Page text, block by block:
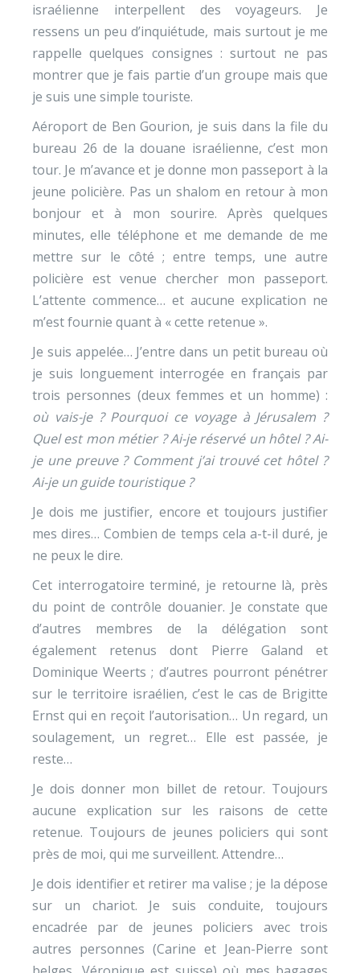
israélienne interpellent des voyageurs. Je
ressens un peu d’inquiétude, mais surtout je me
rappelle quelques consignes : surtout ne pas
montrer que je fais partie d’un groupe mais que
je suis une simple touriste.
Aéroport de Ben Gourion, je suis dans la file du
bureau 26 de la douane israélienne, c’est mon
tour. Je m’avance et je donne mon passeport à la
jeune policière. Pas un shalom en retour à mon
bonjour et à mon sourire. Après quelques
minutes, elle téléphone et me demande de me
mettre sur le côté ; entre temps, une autre
policière est venue chercher mon passeport.
L’attente commence… et aucune explication ne
m’est fournie quant à « cette retenue ».
Je suis appelée… J’entre dans un petit bureau où
je suis longuement interrogée en français par
trois personnes (deux femmes et un homme) :
où vais-je ? Pourquoi ce voyage à Jérusalem ?
Quel est mon métier ? Ai-je réservé un hôtel ? Ai-
je une preuve ? Comment j’ai trouvé cet hôtel ?
Ai-je un guide touristique ?
Je dois me justifier, encore et toujours justifier
mes dires… Combien de temps cela a-t-il duré, je
ne peux le dire.
Cet interrogatoire terminé, je retourne là, près
du point de contrôle douanier. Je constate que
d’autres membres de la délégation sont
également retenus dont Pierre Galand et
Dominique Weerts ; d’autres pourront pénétrer
sur le territoire israélien, c’est le cas de Brigitte
Ernst qui en reçoit l’autorisation… Un regard, un
soulagement, un regret… Elle est passée, je
reste…
Je dois donner mon billet de retour. Toujours
aucune explication sur les raisons de cette
retenue. Toujours de jeunes policiers qui sont
près de moi, qui me surveillent. Attendre…
Je dois identifier et retirer ma valise ; je la dépose
sur un chariot. Je suis conduite, toujours
encadrée par de jeunes policiers avec trois
autres personnes (Carine et Jean-Pierre sont